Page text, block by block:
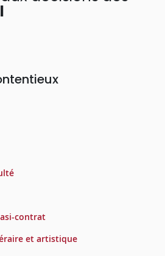
contrat
et artistique